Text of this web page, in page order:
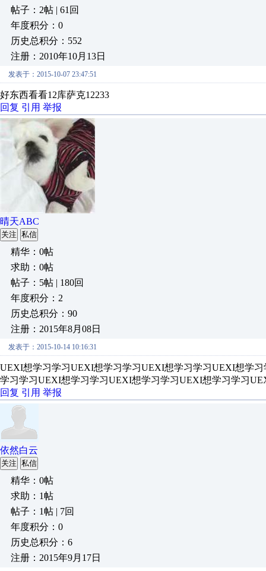
帖子：2帖 | 61回
年度积分：0
历史总积分：552
注册：2010年10月13日
发表于：2015-10-07 23:47:51
好东西看看12库萨克12233
回复 引用 举报
晴天ABC
关注 私信
精华：0帖
求助：0帖
帖子：5帖 | 180回
年度积分：2
历史总积分：90
注册：2015年8月08日
发表于：2015-10-14 10:16:31
UEXI想学习学习UEXI想学习学习UEXI想学习学习UEXI想学
学习学习UEXI想学习学习UEXI想学习学习UEXI想学习学习
回复 引用 举报
依然白云
关注 私信
精华：0帖
求助：1帖
帖子：1帖 | 7回
年度积分：0
历史总积分：6
注册：2015年9月17日